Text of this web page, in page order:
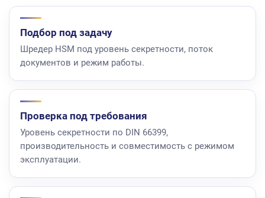
Подбор под задачу
Шредер HSM под уровень секретности, поток
документов и режим работы.
Проверка под требования
Уровень секретности по DIN 66399,
производительность и совместимость с режимом
эксплуатации.